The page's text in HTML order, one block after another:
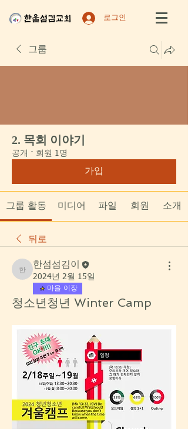
로그인
그룹
2. 목회 이야기
공개 · 회원 1명
가입
그룹 활동 미디어 파일 회원 소개
뒤로
한섬섬김이
한섬섬김이
2024년 2월 15일
마을 이장
청소년청년 Winter Camp